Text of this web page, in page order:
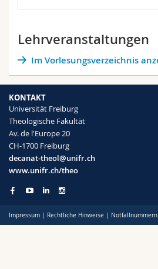
Interfakultär
Doktorierende
Vorlesungsverzeichnis
MyUnifr
Lehrveranstaltungen
Im Vorlesungsverzeichnis
KONTAKT
Universität Freiburg
Theologische Fakultät
Av. de l'Europe 20
CH-1700 Freiburg
decanat-theol@unifr.ch
www.unifr.ch/theo
Impressum | Rechtliche Hinweise | Notfallnummern